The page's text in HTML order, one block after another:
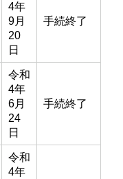
4年
9月
20
日
手続終了
令和
4年
6月
24
日
手続終了
令和
4年